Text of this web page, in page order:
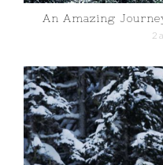
An Amazing
2